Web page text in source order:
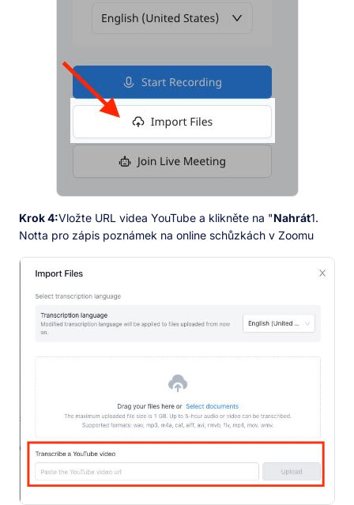
Krok 4:Vložte URL videa YouTube a klikněte na "Nahrát1.
Notta pro zápis poznámek na online schůzkách v Zoomu